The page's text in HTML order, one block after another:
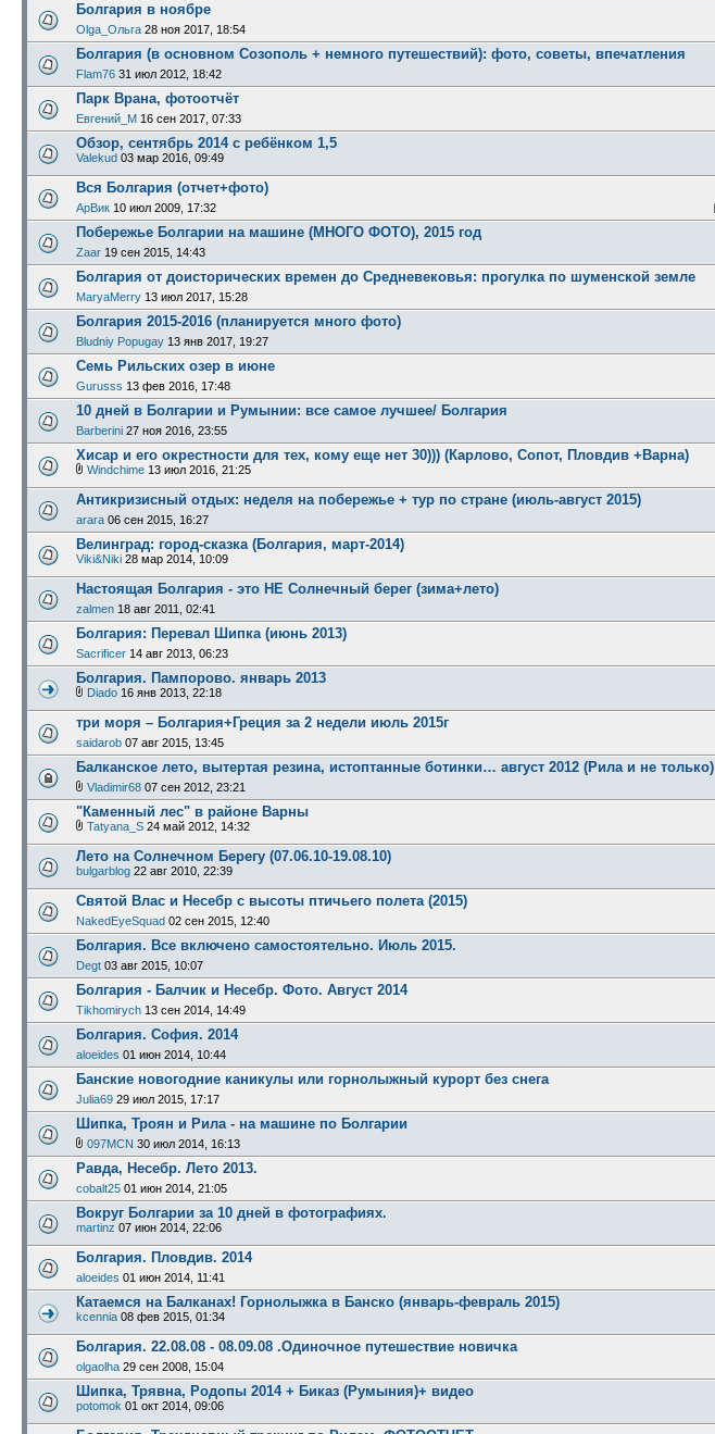
Болгария в ноябре
Olga_Ольга 28 ноя 2017, 18:54
Болгария (в основном Созополь + немного путешествий): фото, советы, впечатления
Flam76 31 июл 2012, 18:42
Парк Врана, фотоотчёт
Евгений_М 16 сен 2017, 07:33
Обзор, сентябрь 2014 с ребёнком 1,5
Valekud 03 мар 2016, 09:49
Вся Болгария (отчет+фото)
АрВик 10 июл 2009, 17:32
Побережье Болгарии на машине (МНОГО ФОТО), 2015 год
Zaar 19 сен 2015, 14:43
Болгария от доисторических времен до Средневековья: прогулка по шуменской земле
MaryaMerry 13 июл 2017, 15:28
Болгария 2015-2016 (планируется много фото)
Bludniy Popugay 13 янв 2017, 19:27
Семь Рильских озер в июне
Gurusss 13 фев 2016, 17:48
10 дней в Болгарии и Румынии: все самое лучшее/ Болгария
Barberini 27 ноя 2016, 23:55
Хисар и его окрестности для тех, кому еще нет 30))) (Карлово, Сопот, Пловдив +Варна)
Windchime 13 июл 2016, 21:25
Антикризисный отдых: неделя на побережье + тур по стране (июль-август 2015)
arara 06 сен 2015, 16:27
Велинград: город-сказка (Болгария, март-2014)
Viki&Niki 28 мар 2014, 10:09
Настоящая Болгария - это НЕ Солнечный берег (зима+лето)
zalmen 18 авг 2011, 02:41
Болгария: Перевал Шипка (июнь 2013)
Sacrificer 14 авг 2013, 06:23
Болгария. Пампорово. январь 2013
Diado 16 янв 2013, 22:18
три моря – Болгария+Греция за 2 недели июль 2015г
saidarob 07 авг 2015, 13:45
Балканское лето, вытертая резина, истоптанные ботинки… август 2012 (Рила и не только)
Vladimir68 07 сен 2012, 23:21
"Каменный лес" в районе Варны
Tatyana_S 24 май 2012, 14:32
Лето на Солнечном Берегу (07.06.10-19.08.10)
bulgarblog 22 авг 2010, 22:39
Святой Влас и Несебр с высоты птичьего полета (2015)
NakedEyeSquad 02 сен 2015, 12:40
Болгария. Все включено самостоятельно. Июль 2015.
Degt 03 авг 2015, 10:07
Болгария - Балчик и Несебр. Фото. Август 2014
Tikhomirych 13 сен 2014, 14:49
Болгария. София. 2014
aloeides 01 июн 2014, 10:44
Банские новогодние каникулы или горнолыжный курорт без снега
Julia69 29 июл 2015, 17:17
Шипка, Троян и Рила - на машине по Болгарии
097MCN 30 июл 2014, 16:13
Равда, Несебр. Лето 2013.
cobalt25 01 июн 2014, 21:05
Вокруг Болгарии за 10 дней в фотографиях.
martinz 07 июн 2014, 22:06
Болгария. Пловдив. 2014
aloeides 01 июн 2014, 11:41
Катаемся на Балканах! Горнолыжка в Банско (январь-февраль 2015)
kcennia 08 фев 2015, 01:34
Болгария. 22.08.08 - 08.09.08 .Одиночное путешествие новичка
olgaolha 29 сен 2008, 15:04
Шипка, Трявна, Родопы 2014 + Биказ (Румыния)+ видео
potomok 01 окт 2014, 09:06